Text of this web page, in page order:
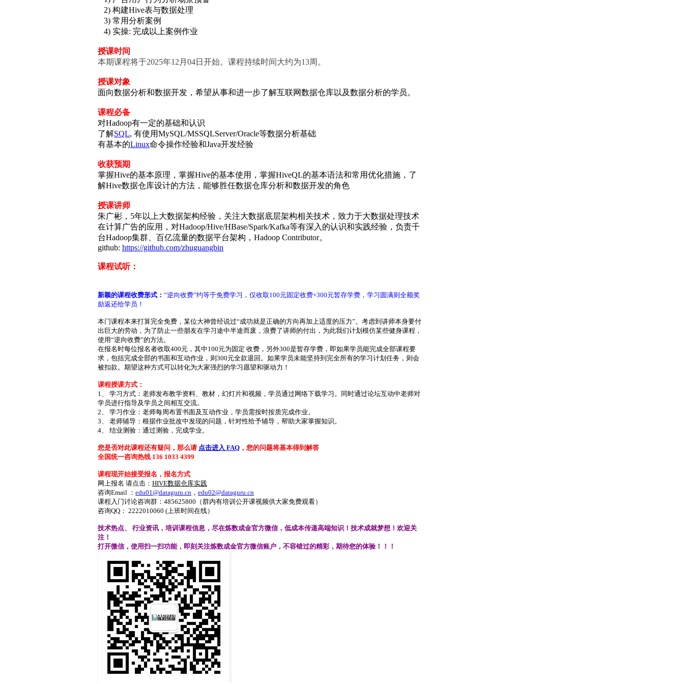
2) 构建Hive表与数据处理
3) 常用分析案例
4) 实操: 完成以上案例作业
授课时间
本期课程将于2025年12月04日开始。课程持续时间大约为13周。
授课对象
面向数据分析和数据开发，希望从事和进一步了解互联网数据仓库以及数据分析的学员。
课程必备
对Hadoop有一定的基础和认识
了解SQL, 有使用MySQL/MSSQLServer/Oracle等数据分析基础
有基本的Linux命令操作经验和Java开发经验
收获预期
掌握Hive的基本原理，掌握Hive的基本使用，掌握HiveQL的基本语法和常用优化措施，了
解Hive数据仓库设计的方法，能够胜任数据仓库分析和数据开发的角色
授课讲师
朱广彬，5年以上大数据架构经验，关注大数据底层架构相关技术，致力于大数据处理技术
在计算广告的应用，对Hadoop/Hive/HBase/Spark/Kafka等有深入的认识和实践经验，负责千
台Hadoop集群、百亿流量的数据平台架构，Hadoop Contributor。
github: https://github.com/zhuguangbin
课程试听：
新颖的课程收费形式： “逆向收费”约等于免费学习，仅收取100元固定收费+300元暂存学费，学习圆满则全额奖
励返还给学员！
本门课程本来打算完全免费，某位大神曾经说过“成功就是正确的方向再加上适度的压力”。考虑到讲师本身要付
出巨大的劳动，为了防止一些朋友在学习途中半途而废，浪费了讲师的付出，为此我们计划模仿某些健身课程，
使用“逆向收费”的方法。
在报名时每位报名者收取400元，其中100元为固定 收费 ，另外300是暂存学费，即如果学员能完成全部课程要
求，包括完成全部的书面和互动作业，则300元全款退回。如果学员未能坚持到完全所有的学习计划任务，则会
被扣款。期望这种方式可以转化为大家强烈的学习愿望和驱动力！
课程授课方式：
1、 学习方式：老师发布教学资料、教材，幻灯片和视频，学员通过网络下载学习。同时通过论坛互动中老师对
学员进行指导及学员之间相互交流。
2、 学习作业：老师每周布置书面及互动作业，学员需按时按质完成作业。
3、 老师辅导：根据作业批改中发现的问题，针对性给予辅导，帮助大家掌握知识。
4、 结业测验：通过测验，完成学业。
您是否对此课程还有疑问，那么请 点击进入 FAQ ，您的问题将基本得到解答
全国统一咨询热线 136 1033 4399
课程现开始接受报名，报名方式
网上报名 请点击： HIVE数据仓库实践
咨询Email ： edu01@dataguru.cn ， edu02@dataguru.cn
课程入门讨论咨询群： 485625800 （群内有培训公开课视频供大家免费观看）
咨询QQ： 2222010060 (上班时间在线）
技术热点、
行业资讯，培训课程信息，尽在炼数成金官方微信，低成本传递高端知识！技术成就梦想！欢迎关
注！
打开微信，使用扫一扫功能，即刻关注炼数成金官方微信账户，不容错过的精彩，期待您的体验！！！